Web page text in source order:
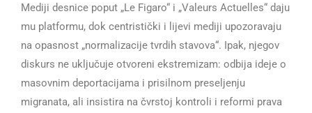
Mediji desnice poput „Le Figaro“ i „Valeurs Actuelles“ daju
mu platformu, dok centristički i lijevi mediji upozoravaju
na opasnost „normalizacije tvrdih stavova“. Ipak, njegov
diskurs ne uključuje otvoreni ekstremizam: odbija ideje o
masovnim deportacijama i prisilnom preseljenju
migranata, ali insistira na čvrstoj kontroli i reformi prava